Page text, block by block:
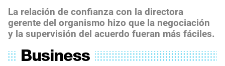
La relación de confianza con la directora
gerente del organismo hizo que la negociación
y la supervisión del acuerdo fueran más fáciles.